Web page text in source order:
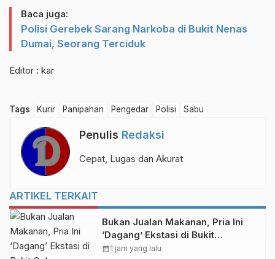
Baca juga:
Polisi Gerebek Sarang Narkoba di Bukit Nenas
Dumai, Seorang Terciduk
Editor : kar
Tags Kurir Panipahan Pengedar Polisi Sabu
Penulis Redaksi
Cepat, Lugas dan Akurat
ARTIKEL TERKAIT
Bukan Jualan Makanan, Pria Ini
‘Dagang’ Ekstasi di Bukit
Gelanggang Dumai
calendar_month1 jam yang lalu